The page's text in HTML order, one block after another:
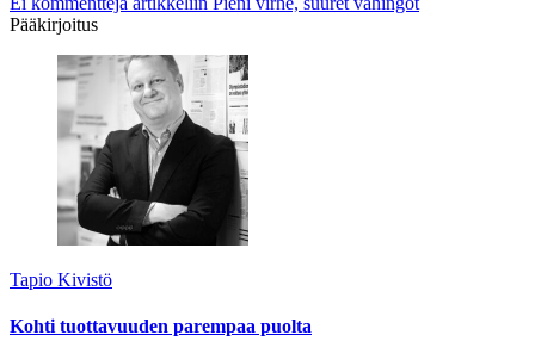
Pääkirjoitus
Tapio Kivistö
Kohti tuottavuuden parempaa puolta